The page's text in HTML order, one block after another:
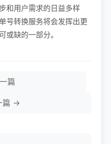
和用户需求的日益多样
号转换服务将会发挥出更
或缺的一部分。
篇
篇 →